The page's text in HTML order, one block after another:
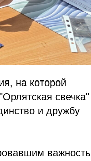
на которой
свечка"
и дружбу
важность